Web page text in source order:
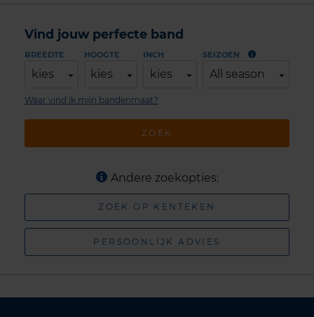
Vind jouw perfecte band
BREEDTE
kies
HOOGTE
kies
INCH
kies
SEIZOEN
All season
ZOEK
Waar vind ik mijn bandenmaat?
Andere zoekopties:
ZOEK OP KENTEKEN
PERSOONLIJK ADVIES